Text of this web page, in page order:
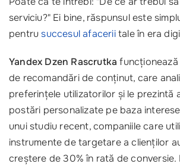
serviciu?" Ei bine, răspunsul este
pentrusuccesul afaceriitale în era
Yandex Dzen Rascrutka
de recomandări de conținut, care
preferințele utilizatorilor și le prezintă
postări personalizate pe baza
unui studiu recent, companiile care
instrumente de targetare a clienților
creștere de 30% în rată de conversie.